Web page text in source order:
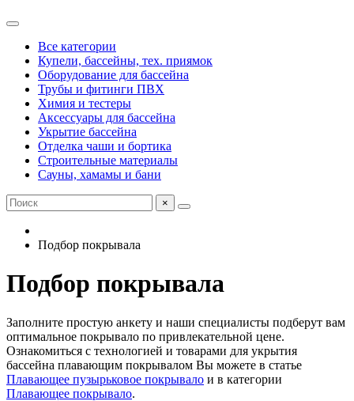
Все категории
Купели, бассейны, тех. приямок
Оборудование для бассейна
Трубы и фитинги ПВХ
Химия и тестеры
Аксессуары для бассейна
Укрытие бассейна
Отделка чаши и бортика
Строительные материалы
Сауны, хамамы и бани
×
Подбор покрывала
Подбор покрывала
Заполните простую анкету и наши специалисты подберут вам
оптимальное покрывало по привлекательной цене.
Ознакомиться с технологией и товарами для укрытия
бассейна плавающим покрывалом Вы можете в статье
Плавающее пузырьковое покрывало и в категории
Плавающее покрывало.